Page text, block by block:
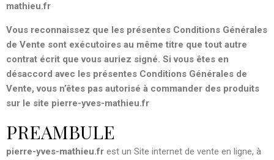
mathieu.fr
Vous reconnaissez que les présentes Conditions Générales
de Vente sont exécutoires au même titre que tout autre
contrat écrit que vous auriez signé. Si vous êtes en
désaccord avec les présentes Conditions Générales de
Vente, vous n’êtes pas autorisé à commander des produits
sur le site pierre-yves-mathieu.fr
PREAMBULE
pierre-yves-mathieu.fr est un Site internet de vente en ligne, à